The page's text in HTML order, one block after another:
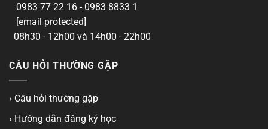
0983 77 22 16 - 0983 8833 1
[email protected]
08h30 - 12h00 và 14h00 - 22h00
CÂU HỎI THƯỜNG GẶP
› Câu hỏi thường gặp
› Hướng dẫn đăng ký học